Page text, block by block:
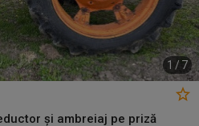
1 / 7
și ambreiaj pe priză